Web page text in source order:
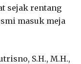
sejak rentang
masuk meja
S.H., M.H.,